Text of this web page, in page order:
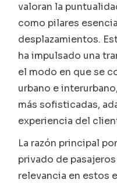
valoran la
como pilares
desplazamientos.
ha impulsado una
el modo en que se
urbano e
más sofisticadas,
experiencia del
La razón principal
privado de
relevancia en estos